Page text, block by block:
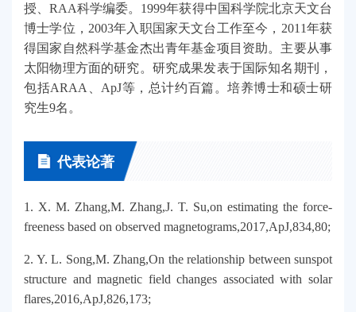
授、RAA科学编委。1999年获得中国科学院北京天文台
博士学位，2003年入职国家天文台工作至今，2011年获
得国家自然科学基金杰出青年基金项目资助。主要从事
太阳物理方面的研究。研究成果发表于国际知名期刊，
包括ARAA、ApJ等，总计约百篇。培养博士和硕士研
究生9名。
代表论著
1. X. M. Zhang,M. Zhang,J. T. Su,on estimating the force-
freeness based on observed magnetograms,2017,ApJ,834,80;
2. Y. L. Song,M. Zhang,On the relationship between sunspot
structure and magnetic field changes associated with solar
flares,2016,ApJ,826,173;